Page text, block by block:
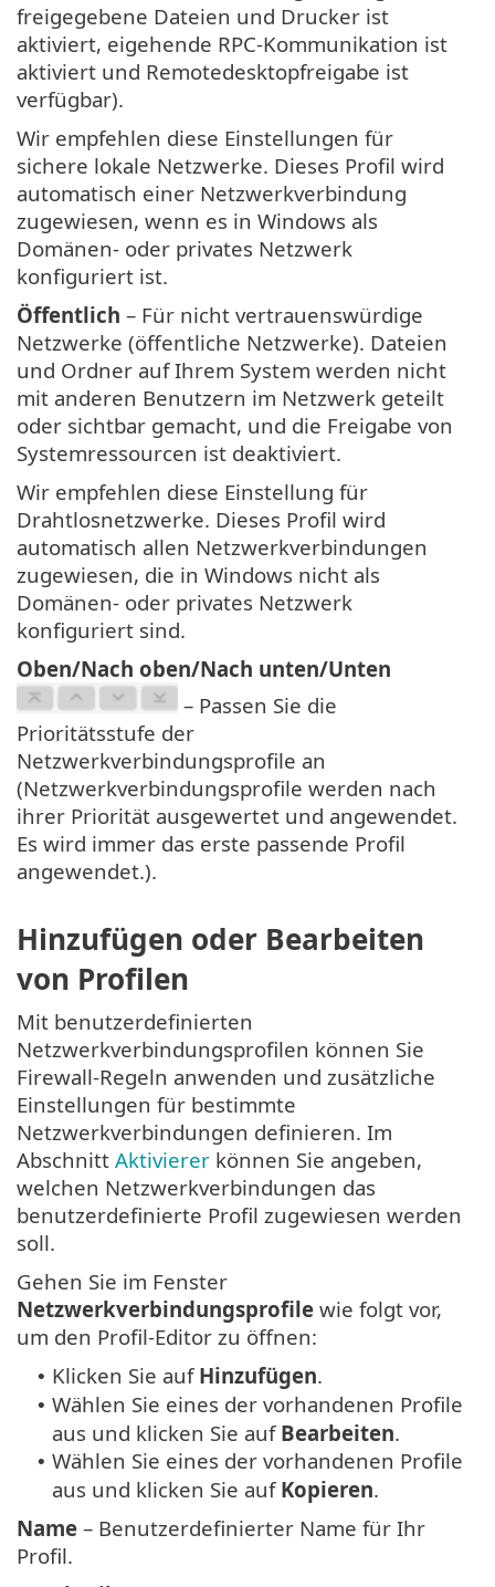
freigegebene Dateien und Drucker ist
aktiviert, eigehende RPC-Kommunikation ist
aktiviert und Remotedesktopfreigabe ist
verfügbar).
Wir empfehlen diese Einstellungen für
sichere lokale Netzwerke. Dieses Profil wird
automatisch einer Netzwerkverbindung
zugewiesen, wenn es in Windows als
Domänen- oder privates Netzwerk
konfiguriert ist.
Öffentlich – Für nicht vertrauenswürdige
Netzwerke (öffentliche Netzwerke). Dateien
und Ordner auf Ihrem System werden nicht
mit anderen Benutzern im Netzwerk geteilt
oder sichtbar gemacht, und die Freigabe von
Systemressourcen ist deaktiviert.
Wir empfehlen diese Einstellung für
Drahtlosnetzwerke. Dieses Profil wird
automatisch allen Netzwerkverbindungen
zugewiesen, die in Windows nicht als
Domänen- oder privates Netzwerk
konfiguriert sind.
Oben/Nach oben/Nach unten/Unten
– Passen Sie die
Prioritätsstufe der
Netzwerkverbindungsprofile an
(Netzwerkverbindungsprofile werden nach
ihrer Priorität ausgewertet und angewendet.
Es wird immer das erste passende Profil
angewendet.).
Hinzufügen oder Bearbeiten
von Profilen
Mit benutzerdefinierten
Netzwerkverbindungsprofilen können Sie
Firewall-Regeln anwenden und zusätzliche
Einstellungen für bestimmte
Netzwerkverbindungen definieren. Im
Abschnitt Aktivierer können Sie angeben,
welchen Netzwerkverbindungen das
benutzerdefinierte Profil zugewiesen werden
soll.
Gehen Sie im Fenster
Netzwerkverbindungsprofile wie folgt vor,
um den Profil-Editor zu öffnen:
• Klicken Sie auf Hinzufügen.
• Wählen Sie eines der vorhandenen Profile
aus und klicken Sie auf Bearbeiten.
• Wählen Sie eines der vorhandenen Profile
aus und klicken Sie auf Kopieren.
Name – Benutzerdefinierter Name für Ihr
Profil.